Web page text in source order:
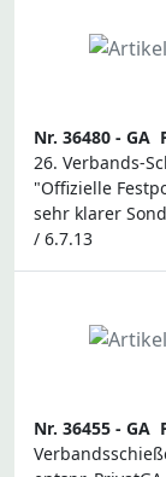
Nr. 36480 - GA
26. Verbands-
"Offizielle
sehr klarer
/ 6.7.13
Nr. 36455 - GA